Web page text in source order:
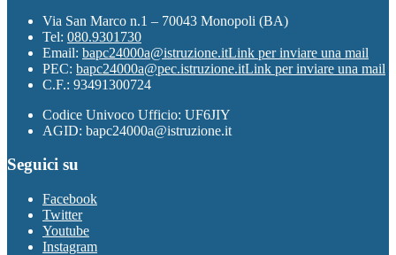
Via San Marco n.1 – 70043 Monopoli (BA)
Tel: 080.9301730
Email: bapc24000a@istruzione.itLink per inviare una mail
PEC: bapc24000a@pec.istruzione.itLink per inviare una mail
C.F.: 93491300724
Codice Univoco Ufficio: UF6JIY
AGID: bapc24000a@istruzione.it
Seguici su
Facebook
Twitter
Youtube
Instagram